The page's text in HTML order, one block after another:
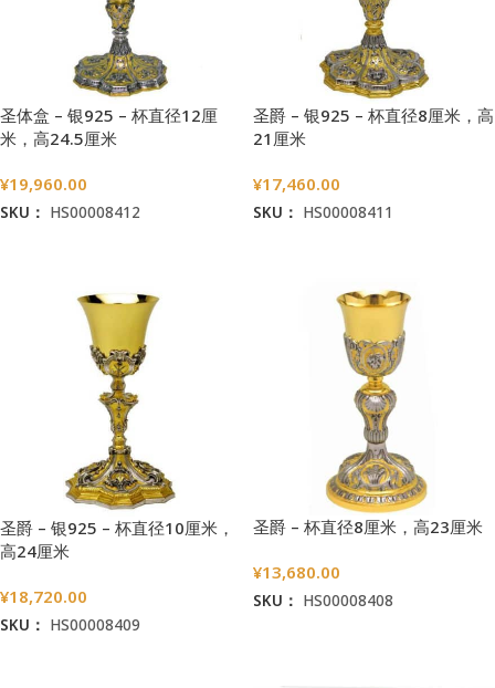
圣体盒 – 银925 – 杯直径12厘
米，高24.5厘米
¥19,960.00
SKU： HS00008412
圣爵 – 银925 – 杯直径8厘米，高
21厘米
¥17,460.00
SKU： HS00008411
圣爵 – 银925 – 杯直径10厘米，
高24厘米
¥18,720.00
SKU： HS00008409
圣爵 – 杯直径8厘米，高23厘米
¥13,680.00
SKU： HS00008408